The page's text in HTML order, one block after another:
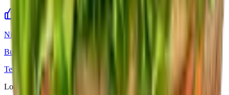
Ningrat
Burger
Tentang Kami
Location